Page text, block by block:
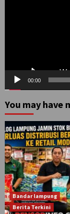
00:00
You may have
Bandar lampung
Berita Terkini